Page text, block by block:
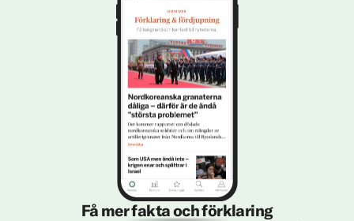
Få mer fakta och förklaring